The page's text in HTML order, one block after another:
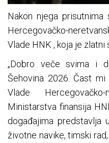
Nakon njega
Hercegovačko-
Vlade HNK , koja je zlatni
„Dobro veče svima i
Šehovina 2026. Čast
Vlade
Ministarstva finansija
događajima predstavlja
životne navike, timski